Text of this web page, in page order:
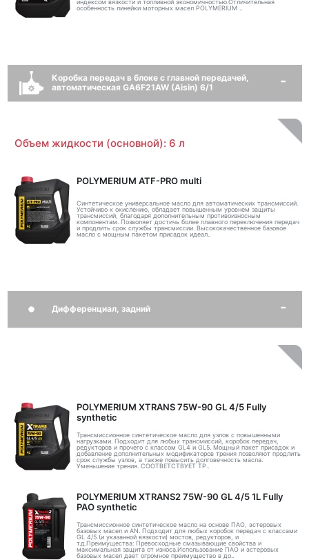
индексом вязкости и топливной экономичностью.Отличительная
особенность линейки моторных масел POLYMERIUM ..
Коробка передач в блоке с главной передачей,
автоматическая GA6F21AW (Aisin) 6/1
Объем жидкости (основной): 6 л
POLYMERIUM ATF-PRO multi
Синтетическое универсальное масло для автоматических трансмиссий.
Устойчиво к окислению, обладает повышенным уровнем защиты
трансмиссий, благодаря дополнительным противоизносным
компонентам. Позволяет достичь более плавного переключения передач
и продлить срок службы трансмиссии. Высококачественное базовое
масло с мощным пакетом присадок идеал..
Дифференциал, задний
POLYMERIUM XTRANS 75W-90 GL 4/5 Fully
synthetic
Трансмиссионное синтетическое масло для узлов с повышенными
нагрузками. Подходит для любых трансмиссий, коробок передач,
редукторов и прочего с классом GL4 и GL5. Мощный пакет присадок и
добавление дополнительных модификаторов трения позволяют продлить
срок службы узлов, а также повысить долговечность масла.
Уменьшение трения. СООТВЕТСТВУЕТ ТР..
POLYMERIUM XTRANS2 75W-90 GL 4/5 1L Fully
PAO synthetic
Трансмиссионное синтетическое масло на основе ПАО, эстеровых
базовых масел и AN. Подходит для любых коробок передач с классами
GL 4/5 (и указанной вязкости) мостов, редукторов, и
т.д.Преимущества: Превосходные смазывающие свойства и
максимальная защита от износа.Использование ПАО и эстеровых
базовых масел дает огромное преимущество в до..